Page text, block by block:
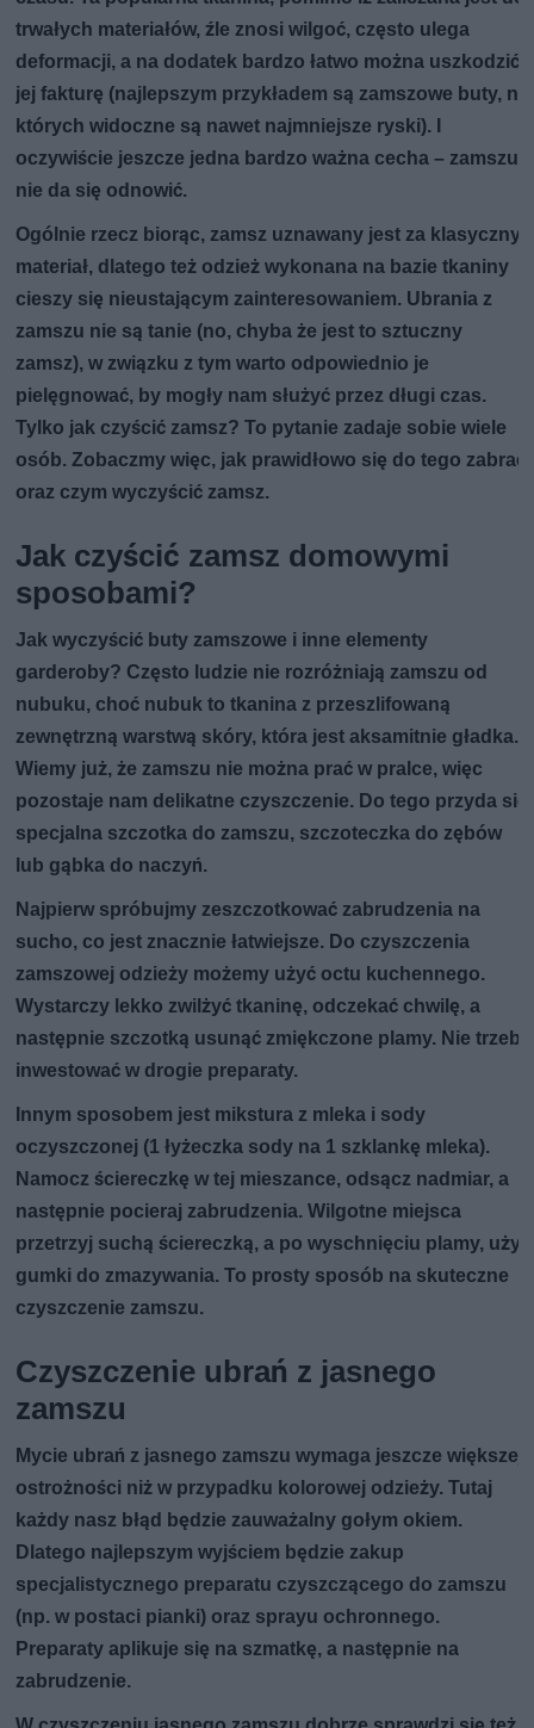
trwałych materiałów, źle znosi wilgoć, często ulega
deformacji, a na dodatek bardzo łatwo można uszkodzić
jej fakturę (najlepszym przykładem są zamszowe buty, na
których widoczne są nawet najmniejsze ryski). I
oczywiście jeszcze jedna bardzo ważna cecha – zamszu
nie da się odnowić.
Ogólnie rzecz biorąc, zamsz uznawany jest za klasyczny
materiał, dlatego też odzież wykonana na bazie tkaniny
cieszy się nieustającym zainteresowaniem. Ubrania z
zamszu nie są tanie (no, chyba że jest to sztuczny
zamsz), w związku z tym warto odpowiednio je
pielęgnować, by mogły nam służyć przez długi czas.
Tylko jak czyścić zamsz? To pytanie zadaje sobie wiele
osób. Zobaczmy więc, jak prawidłowo się do tego zabrać
oraz czym wyczyścić zamsz.
Jak czyścić zamsz domowymi
sposobami?
Jak wyczyścić buty zamszowe i inne elementy
garderoby? Często ludzie nie rozróżniają zamszu od
nubuku, choć nubuk to tkanina z przeszlifowaną
zewnętrzną warstwą skóry, która jest aksamitnie gładka.
Wiemy już, że zamszu nie można prać w pralce, więc
pozostaje nam delikatne czyszczenie. Do tego przyda się
specjalna szczotka do zamszu, szczoteczka do zębów
lub gąbka do naczyń.
Najpierw spróbujmy zeszczotkować zabrudzenia na
sucho, co jest znacznie łatwiejsze. Do czyszczenia
zamszowej odzieży możemy użyć octu kuchennego.
Wystarczy lekko zwilżyć tkaninę, odczekać chwilę, a
następnie szczotką usunąć zmiękczone plamy. Nie trzeba
inwestować w drogie preparaty.
Innym sposobem jest mikstura z mleka i sody
oczyszczonej (1 łyżeczka sody na 1 szklankę mleka).
Namocz ściereczkę w tej mieszance, odsącz nadmiar, a
następnie pocieraj zabrudzenia. Wilgotne miejsca
przetrzyj suchą ściereczką, a po wyschnięciu plamy, użyj
gumki do zmazywania. To prosty sposób na skuteczne
czyszczenie zamszu.
Czyszczenie ubrań z jasnego
zamszu
Mycie ubrań z jasnego zamszu wymaga jeszcze większej
ostrożności niż w przypadku kolorowej odzieży. Tutaj
każdy nasz błąd będzie zauważalny gołym okiem.
Dlatego najlepszym wyjściem będzie zakup
specjalistycznego preparatu czyszczącego do zamszu
(np. w postaci pianki) oraz sprayu ochronnego.
Preparaty aplikuje się na szmatkę, a następnie na
zabrudzenie.